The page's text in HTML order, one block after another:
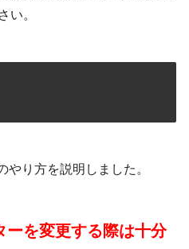
い。
り方を説明しました。
ーを変更する際は十分